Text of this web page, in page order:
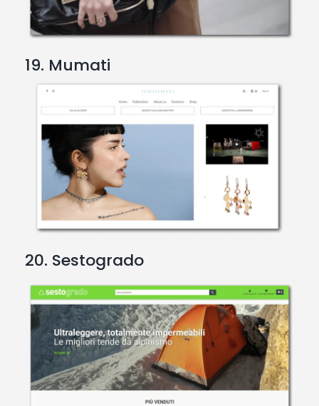
19. Mumati
20. Sestogrado